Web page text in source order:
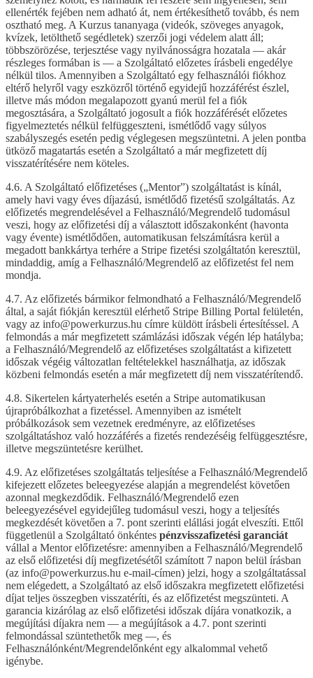
ellenérték fejében nem adható át, nem értékesíthető tovább, és nem
osztható meg. A Kurzus tananyaga (videók, szöveges anyagok,
kvízek, letölthető segédletek) szerzői jogi védelem alatt áll;
többszörözése, terjesztése vagy nyilvánosságra hozatala — akár
részleges formában is — a Szolgáltató előzetes írásbeli engedélye
nélkül tilos. Amennyiben a Szolgáltató egy felhasználói fiókhoz
eltérő helyről vagy eszközről történő egyidejű hozzáférést észlel,
illetve más módon megalapozott gyanú merül fel a fiók
megosztására, a Szolgáltató jogosult a fiók hozzáférését előzetes
figyelmeztetés nélkül felfüggeszteni, ismétlődő vagy súlyos
szabályszegés esetén pedig véglegesen megszüntetni. A jelen pontba
ütköző magatartás esetén a Szolgáltató a már megfizetett díj
visszatérítésére nem köteles.
4.6. A Szolgáltató előfizetéses („Mentor”) szolgáltatást is kínál,
amely havi vagy éves díjazású, ismétlődő fizetésű szolgáltatás. Az
előfizetés megrendelésével a Felhasználó/Megrendelő tudomásul
veszi, hogy az előfizetési díj a választott időszakonként (havonta
vagy évente) ismétlődően, automatikusan felszámításra kerül a
megadott bankkártya terhére a Stripe fizetési szolgáltatón keresztül,
mindaddig, amíg a Felhasználó/Megrendelő az előfizetést fel nem
mondja.
4.7. Az előfizetés bármikor felmondható a Felhasználó/Megrendelő
által, a saját fiókján keresztül elérhető Stripe Billing Portal felületén,
vagy az info@powerkurzus.hu címre küldött írásbeli értesítéssel. A
felmondás a már megfizetett számlázási időszak végén lép hatályba;
a Felhasználó/Megrendelő az előfizetéses szolgáltatást a kifizetett
időszak végéig változatlan feltételekkel használhatja, az időszak
közbeni felmondás esetén a már megfizetett díj nem visszatérítendő.
4.8. Sikertelen kártyaterhelés esetén a Stripe automatikusan
újrapróbálkozhat a fizetéssel. Amennyiben az ismételt
próbálkozások sem vezetnek eredményre, az előfizetéses
szolgáltatáshoz való hozzáférés a fizetés rendezéséig felfüggesztésre,
illetve megszüntetésre kerülhet.
4.9. Az előfizetéses szolgáltatás teljesítése a Felhasználó/Megrendelő
kifejezett előzetes beleegyezése alapján a megrendelést követően
azonnal megkezdődik. Felhasználó/Megrendelő ezen
beleegyezésével egyidejűleg tudomásul veszi, hogy a teljesítés
megkezdését követően a 7. pont szerinti elállási jogát elveszíti. Ettől
függetlenül a Szolgáltató önkéntes pénzvisszafizetési garanciát
vállal a Mentor előfizetésre: amennyiben a Felhasználó/Megrendelő
az első előfizetési díj megfizetésétől számított 7 napon belül írásban
(az info@powerkurzus.hu e-mail-címen) jelzi, hogy a szolgáltatással
nem elégedett, a Szolgáltató az első időszakra megfizetett előfizetési
díjat teljes összegben visszatéríti, és az előfizetést megszünteti. A
garancia kizárólag az első előfizetési időszak díjára vonatkozik, a
megújítási díjakra nem — a megújítások a 4.7. pont szerinti
felmondással szüntethetők meg —, és
Felhasználónként/Megrendelőnként egy alkalommal vehető
igénybe.